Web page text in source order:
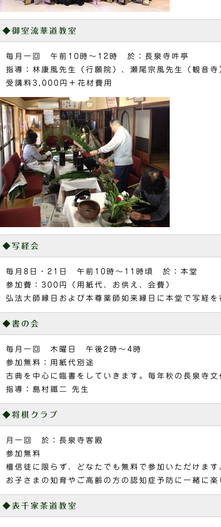
◆御室流華道教室
毎月一回 午前10時～12時 於：長泉寺吽亭
指導：林康風先生（行願院）、瀬尾宗風先生（観音寺
受講料3,000円＋花材費用
◆写経会
毎月8日・21日 午前10時～11時頃 於：本堂
参加費：300円（用紙代、お供え、会費）
弘法大師縁日および本尊薬師如来縁日に本堂で写経
◆書の会
毎月一回 木曜日 午後2時～4時
参加無料：用紙代別途
古典を中心に臨書をしていきます。毎年秋の長泉寺文
指導：島村鐵二 先生
◆将棋クラブ
月一回 於：長泉寺客殿
参加無料
檀信徒に限らず、どなたでも無料で参加いただけます
お子さまの知育やご高齢の方の認知症予防に一緒に楽
◆表千家茶道教室